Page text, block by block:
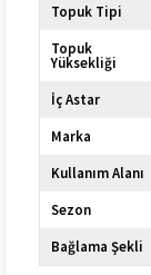
Topuk Tipi
Topuk
Yüksekliği
İç Astar
Marka
Kullanım Alanı
Sezon
Bağlama Şekli